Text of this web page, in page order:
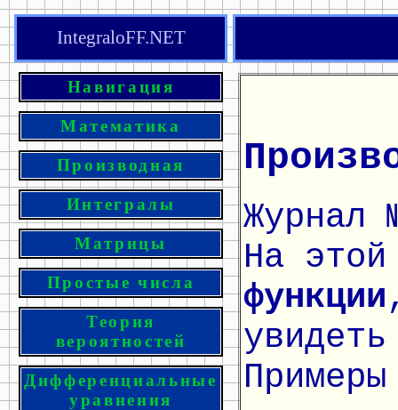
IntegraloFF.NET
Навигация
Математика
Производная
Интегралы
Матрицы
Простые числа
Теория
вероятностей
Дифференциальные
уравнения
Журнал
На
функции